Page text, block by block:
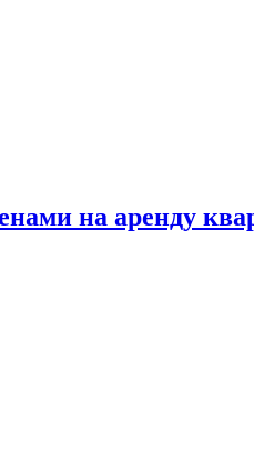
на аренду